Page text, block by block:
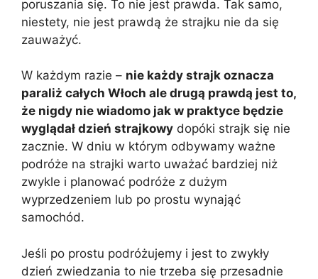
poruszania się. To nie jest prawda. Tak samo,
niestety, nie jest prawdą że strajku nie da się
zauważyć.
W każdym razie – nie każdy strajk oznacza
paraliż całych Włoch ale drugą prawdą jest to,
że nigdy nie wiadomo jak w praktyce będzie
wyglądał dzień strajkowy dopóki strajk się nie
zacznie. W dniu w którym odbywamy ważne
podróże na strajki warto uważać bardziej niż
zwykle i planować podróże z dużym
wyprzedzeniem lub po prostu wynająć
samochód.
Jeśli po prostu podróżujemy i jest to zwykły
dzień zwiedzania to nie trzeba się przesadnie